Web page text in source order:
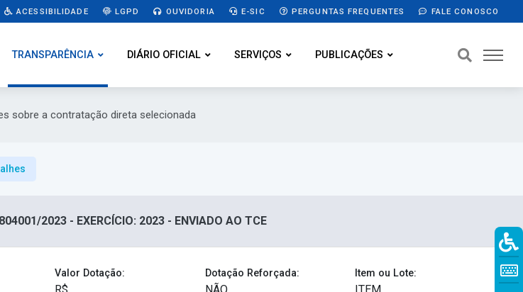
ACESSIBILIDADE LGPD OUVIDORIA E-SIC PERGUNTAS FREQUENTES FALE CONOSCO
TRANSPARÊNCIA DIÁRIO OFICIAL SERVIÇOS PUBLICAÇÕES
sobre a contratação direta selecionada
2023 - EXERCÍCIO: 2023 - ENVIADO AO TCE
Valor Dotação: Dotação Reforçada: Item ou Lote: